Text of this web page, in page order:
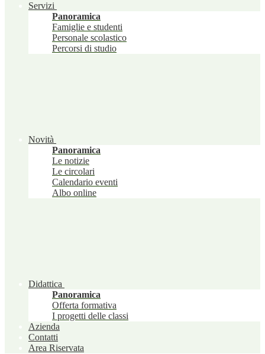
Servizi
Panoramica
Famiglie e studenti
Personale scolastico
Percorsi di studio
Novità
Panoramica
Le notizie
Le circolari
Calendario eventi
Albo online
Didattica
Panoramica
Offerta formativa
I progetti delle classi
Azienda
Contatti
Area Riservata